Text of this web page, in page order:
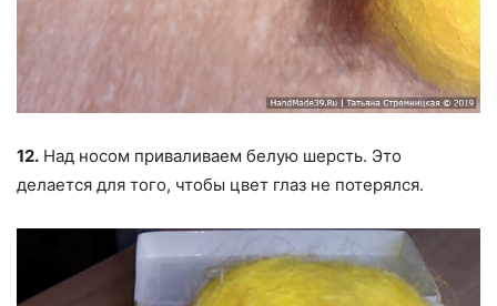
12. Над носом приваливаем белую шерсть. Это
делается для того, чтобы цвет глаз не потерялся.